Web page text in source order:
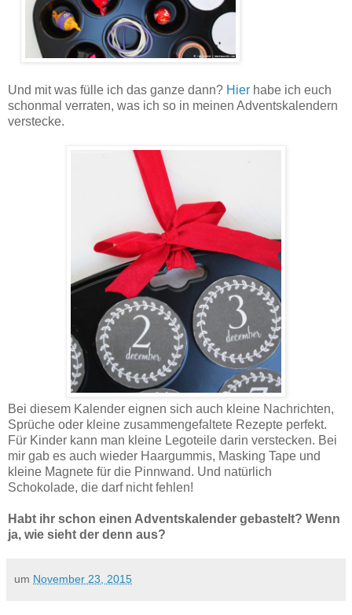
Und mit was fülle ich das ganze dann? Hier habe ich euch
schonmal verraten, was ich so in meinen Adventskalendern
verstecke.
Bei diesem Kalender eignen sich auch kleine Nachrichten,
Sprüche oder kleine zusammengefaltete Rezepte perfekt.
Für Kinder kann man kleine Legoteile darin verstecken. Bei
mir gab es auch wieder Haargummis, Masking Tape und
kleine Magnete für die Pinnwand. Und natürlich
Schokolade, die darf nicht fehlen!
Habt ihr schon einen Adventskalender gebastelt? Wenn
ja, wie sieht der denn aus?
um November 23, 2015